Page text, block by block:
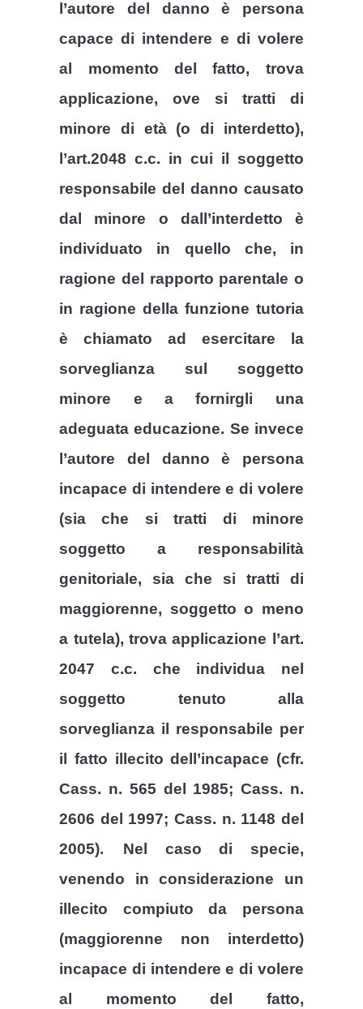
l’autore del danno è persona
capace di intendere e di volere
al momento del fatto, trova
applicazione, ove si tratti di
minore di età (o di interdetto),
l’art.2048 c.c. in cui il soggetto
responsabile del danno causato
dal minore o dall’interdetto è
individuato in quello che, in
ragione del rapporto parentale o
in ragione della funzione tutoria
è chiamato ad esercitare la
sorveglianza sul soggetto
minore e a fornirgli una
adeguata educazione. Se invece
l’autore del danno è persona
incapace di intendere e di volere
(sia che si tratti di minore
soggetto a responsabilità
genitoriale, sia che si tratti di
maggiorenne, soggetto o meno
a tutela), trova applicazione l’art.
2047 c.c. che individua nel
soggetto tenuto alla
sorveglianza il responsabile per
il fatto illecito dell’incapace (cfr.
Cass. n. 565 del 1985; Cass. n.
2606 del 1997; Cass. n. 1148 del
2005).
Nel caso di specie,
venendo in considerazione un
illecito compiuto da persona
(maggiorenne non interdetto)
incapace di intendere e di volere
al momento del fatto,